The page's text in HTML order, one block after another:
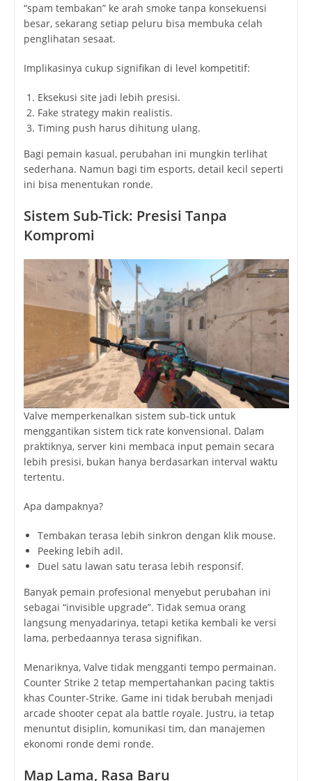
“spam tembakan” ke arah smoke tanpa konsekuensi
besar, sekarang setiap peluru bisa membuka celah
penglihatan sesaat.
Implikasinya cukup signifikan di level kompetitif:
Eksekusi site jadi lebih presisi.
Fake strategy makin realistis.
Timing push harus dihitung ulang.
Bagi pemain kasual, perubahan ini mungkin terlihat
sederhana. Namun bagi tim esports, detail kecil seperti
ini bisa menentukan ronde.
Sistem Sub-Tick: Presisi Tanpa
Kompromi
Valve memperkenalkan sistem sub-tick untuk
menggantikan sistem tick rate konvensional. Dalam
praktiknya, server kini membaca input pemain secara
lebih presisi, bukan hanya berdasarkan interval waktu
tertentu.
Apa dampaknya?
Tembakan terasa lebih sinkron dengan klik mouse.
Peeking lebih adil.
Duel satu lawan satu terasa lebih responsif.
Banyak pemain profesional menyebut perubahan ini
sebagai “invisible upgrade”. Tidak semua orang
langsung menyadarinya, tetapi ketika kembali ke versi
lama, perbedaannya terasa signifikan.
Menariknya, Valve tidak mengganti tempo permainan.
Counter Strike 2 tetap mempertahankan pacing taktis
khas Counter-Strike. Game ini tidak berubah menjadi
arcade shooter cepat ala battle royale. Justru, ia tetap
menuntut disiplin, komunikasi tim, dan manajemen
ekonomi ronde demi ronde.
Map Lama, Rasa Baru